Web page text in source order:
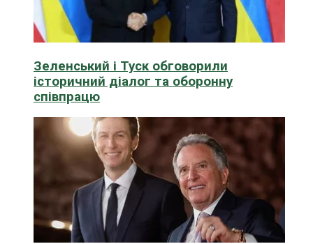
Зеленський і Туск обговорили
історичний діалог та оборонну
співпрацю